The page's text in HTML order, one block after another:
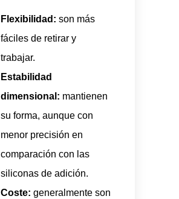
Flexibilidad: son más
fáciles de retirar y
trabajar.
Estabilidad
dimensional: mantienen
su forma, aunque con
menor precisión en
comparación con las
siliconas de adición.
Coste: generalmente son